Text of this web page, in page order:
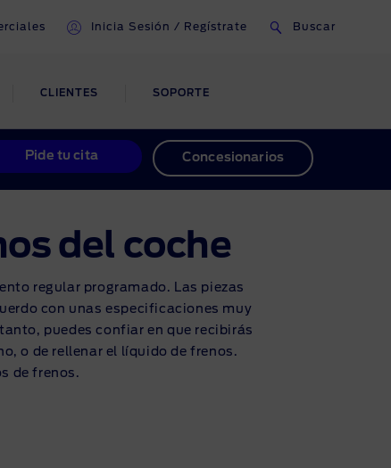
Inicia Sesión / Regístrate Buscar
CLIENTES
Y
ASISTENCIA EN
ACCIDENTES Y
CARROCERÍA
Reparaciones inteligentes
SOPORTE
Pide tu cita Concesionarios
del coche
regular programado. Las piezas
con unas especificaciones muy
puedes confiar en que recibirás
o de rellenar el líquido de frenos.
de frenos.